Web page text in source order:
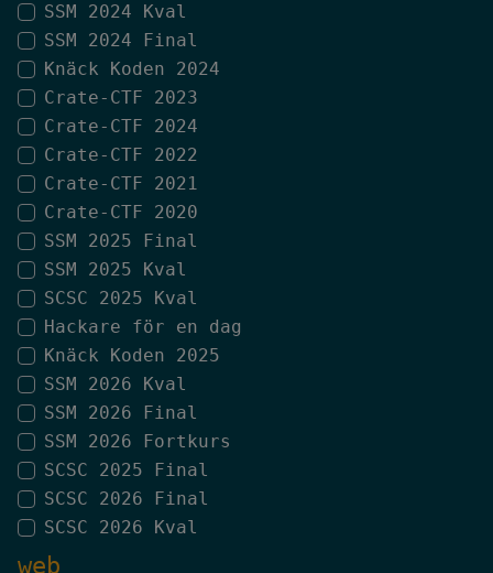
SSM 2024 Kval
SSM 2024 Final
Knäck Koden 2024
Crate-CTF 2023
Crate-CTF 2024
Crate-CTF 2022
Crate-CTF 2021
Crate-CTF 2020
SSM 2025 Final
SSM 2025 Kval
SCSC 2025 Kval
Hackare för en dag
Knäck Koden 2025
SSM 2026 Kval
SSM 2026 Final
SSM 2026 Fortkurs
SCSC 2025 Final
SCSC 2026 Final
SCSC 2026 Kval
web